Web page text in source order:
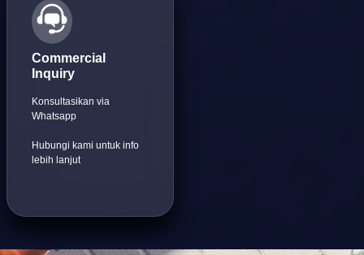
Commercial
Inquiry
Konsultasikan via
Whatsapp
Hubungi kami untuk info
lebih lanjut